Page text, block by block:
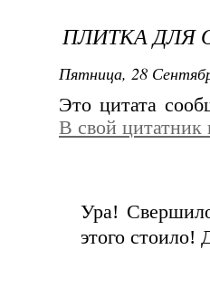
ПЛИТКА ДЛЯ
Пятница, 28
Это цитата
В свой цитатник
Ура!
этого